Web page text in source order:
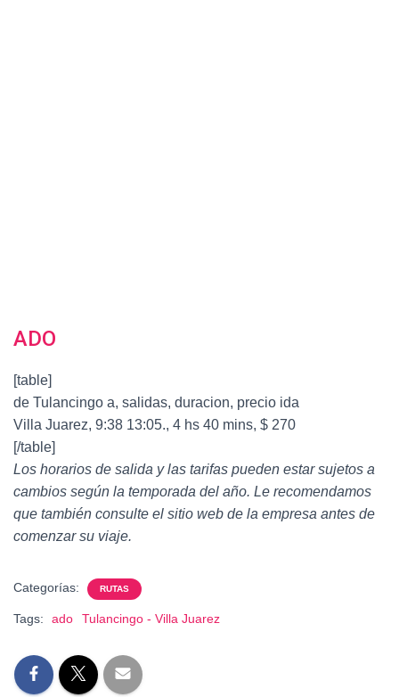
ADO
[table]
de Tulancingo a, salidas, duracion, precio ida
Villa Juarez, 9:38 13:05., 4 hs 40 mins, $ 270
[/table]
Los horarios de salida y las tarifas pueden estar sujetos a
cambios según la temporada del año. Le recomendamos
que también consulte el sitio web de la empresa antes de
comenzar su viaje.
Categorías: RUTAS
Tags: ado Tulancingo - Villa Juarez